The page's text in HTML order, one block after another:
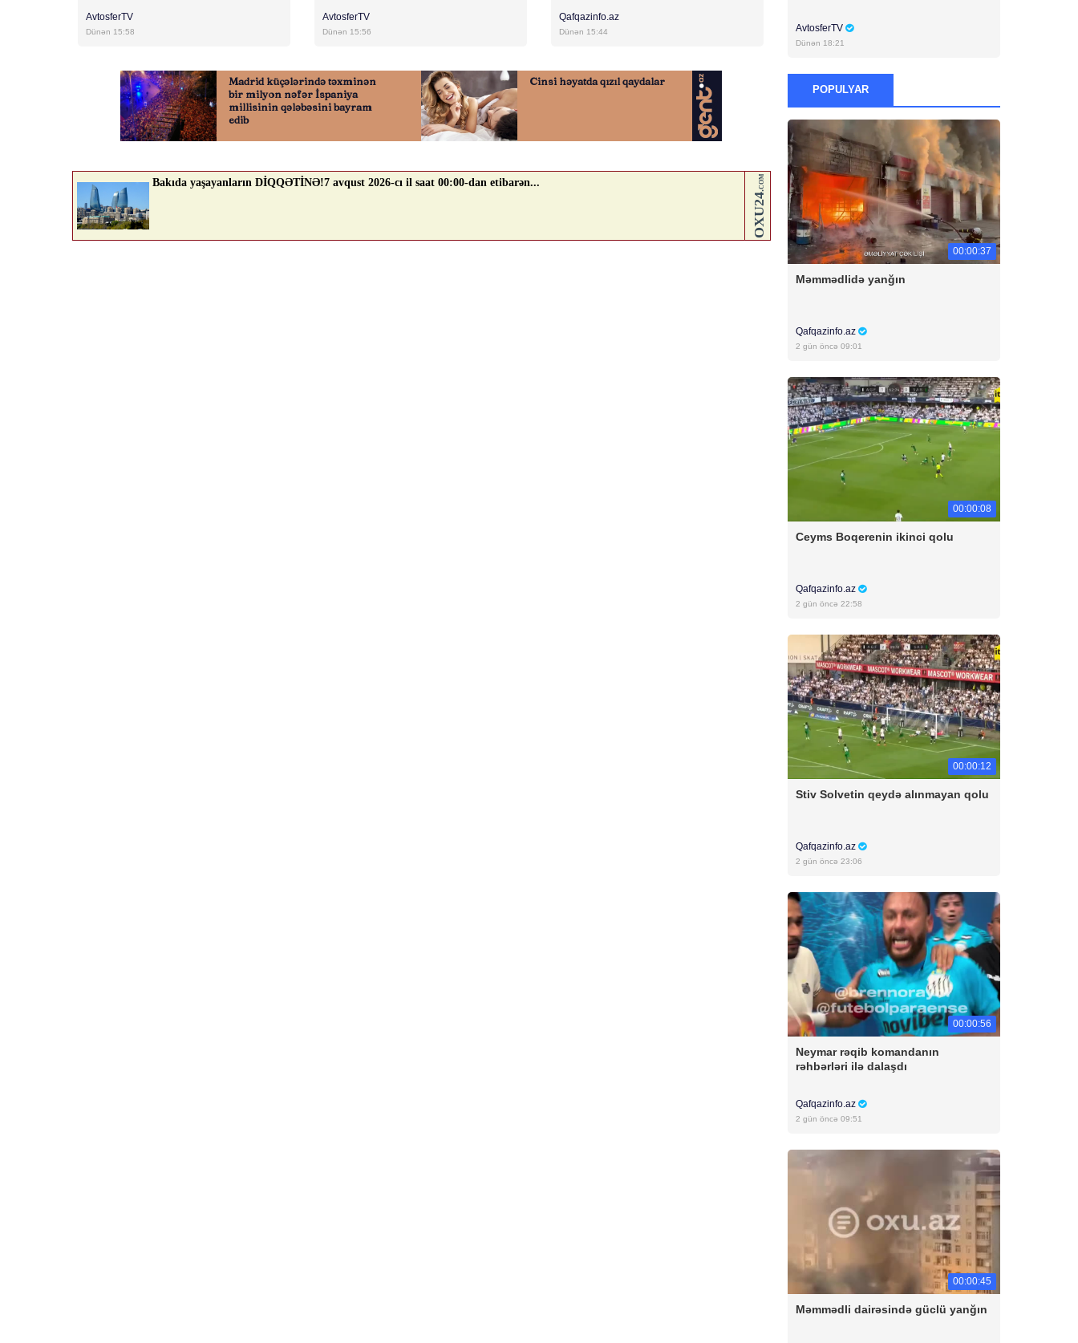
AvtosferTV
Dünən 15:58
AvtosferTV
Dünən 15:56
Qafqazinfo.az
Dünən 15:44 AvtosferTV
Dünən 18:21
POPULYAR
00:00:37
Məmmədlidə yanğın
Qafqazinfo.az
2 gün öncə 09:01
00:00:08
Ceyms Boqerenin ikinci qolu
Qafqazinfo.az
2 gün öncə 22:58
00:00:12
Stiv Solvetin qeydə alınmayan qolu
Qafqazinfo.az
2 gün öncə 23:06
00:00:56
Neymar rəqib komandanın
rəhbərləri ilə dalaşdı
Qafqazinfo.az
2 gün öncə 09:51
00:00:45
Məmmədli dairəsində güclü yanğın